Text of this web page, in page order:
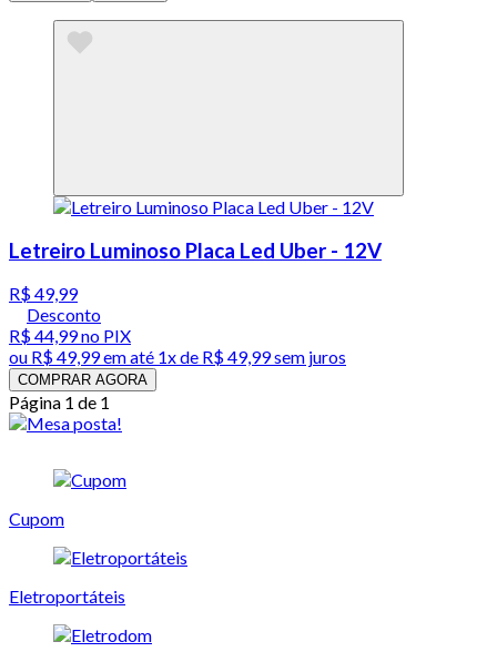
Letreiro Luminoso Placa Led Uber - 12V
R$ 49,99
Desconto
R$ 44,99no PIX
ou R$ 49,99em até 1x de R$ 49,99sem juros
COMPRAR AGORA
Página 1 de 1
Cupom
Eletroportáteis